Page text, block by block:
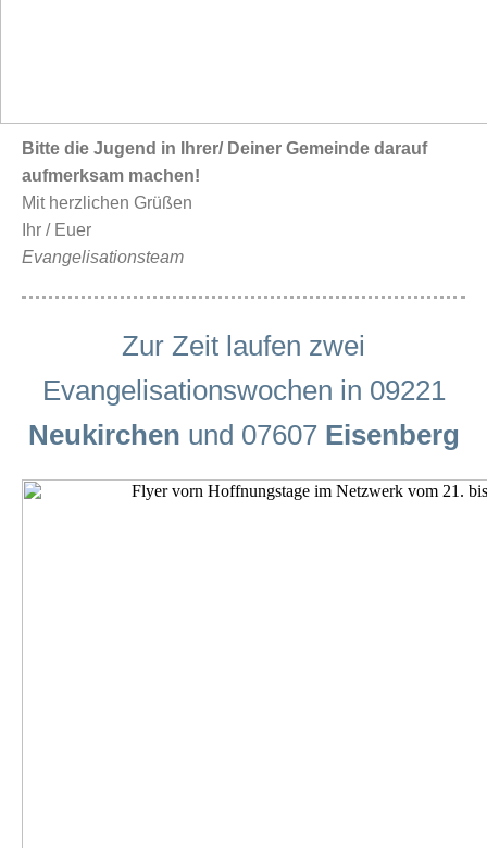
Bitte die Jugend in Ihrer/ Deiner Gemeinde darauf
aufmerksam machen!
Mit herzlichen Grüßen
Ihr / Euer
Evangelisationsteam
Zur Zeit laufen zwei
Evangelisationswochen in 09221
Neukirchen und 07607 Eisenberg